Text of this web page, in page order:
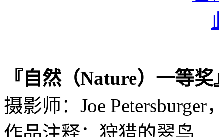
『自然（Nature）一等奖
摄影师：Joe Petersburger
作品注释：狩猎的翠鸟